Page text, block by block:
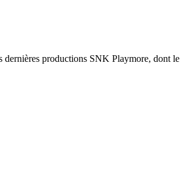
dernières productions SNK Playmore, dont le